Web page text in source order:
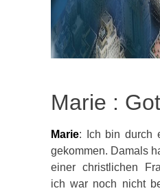
Marie :
Marie: Ich bin durch
gekommen. Damals
einer christlichen
ich war noch nicht